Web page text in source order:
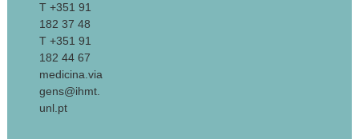
T +351 91
182 37 48
T +351 91
182 44 67
medicina.via
gens@ihmt.
unl.pt